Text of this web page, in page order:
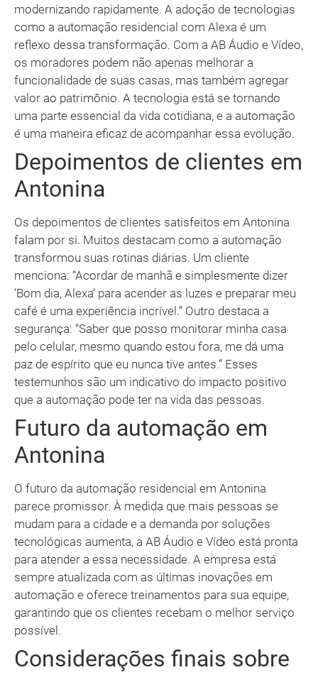
modernizando rapidamente. A adoção de tecnologias
como a automação residencial com Alexa é um
reflexo dessa transformação. Com a AB Áudio e Vídeo,
os moradores podem não apenas melhorar a
funcionalidade de suas casas, mas também agregar
valor ao patrimônio. A tecnologia está se tornando
uma parte essencial da vida cotidiana, e a automação
é uma maneira eficaz de acompanhar essa evolução.
Depoimentos de clientes em
Antonina
Os depoimentos de clientes satisfeitos em Antonina
falam por si. Muitos destacam como a automação
transformou suas rotinas diárias. Um cliente
menciona: “Acordar de manhã e simplesmente dizer
‘Bom dia, Alexa’ para acender as luzes e preparar meu
café é uma experiência incrível.” Outro destaca a
segurança: “Saber que posso monitorar minha casa
pelo celular, mesmo quando estou fora, me dá uma
paz de espírito que eu nunca tive antes.” Esses
testemunhos são um indicativo do impacto positivo
que a automação pode ter na vida das pessoas.
Futuro da automação em
Antonina
O futuro da automação residencial em Antonina
parece promissor. À medida que mais pessoas se
mudam para a cidade e a demanda por soluções
tecnológicas aumenta, a AB Áudio e Vídeo está pronta
para atender a essa necessidade. A empresa está
sempre atualizada com as últimas inovações em
automação e oferece treinamentos para sua equipe,
garantindo que os clientes recebam o melhor serviço
possível.
Considerações finais sobre